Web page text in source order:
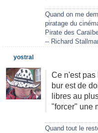
Quand on me
piratage du
Pirate des
-- Richard
Ce n'est pas
bur est de
libres au
"forcer" une
Quand tout le
yostral